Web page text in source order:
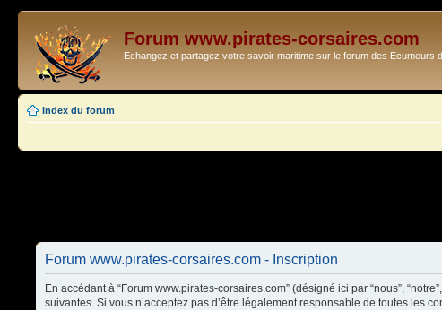
Forum www.pirates-corsaires.com
Echangez et partagez votre savoir maritime sur le forum des Ecumeurs
Index du forum
Forum www.pirates-corsaires.com - Inscription
En accédant à “Forum www.pirates-corsaires.com” (désigné ici par “nous”,
suivantes. Si vous n’acceptez pas d’être légalement responsable de toutes les